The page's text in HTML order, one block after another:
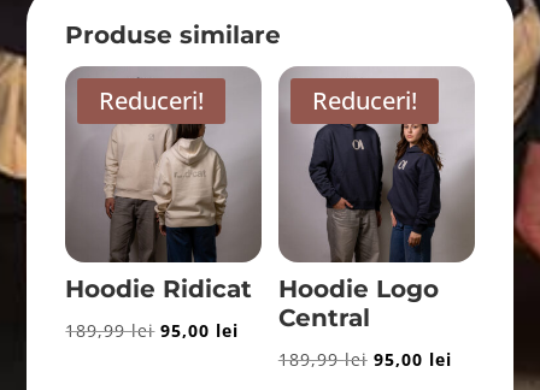
Produse similare
Reduceri!
Hoodie Ridicat
189,99lei Prețul
95,00 lei Prețul
curent
Reduceri!
Hoodie Logo
Central
189,99lei Prețul
95,00 leiPrețul